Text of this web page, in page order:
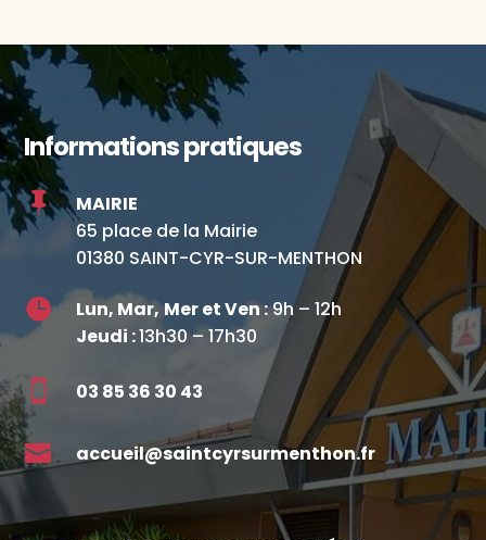
Informations pratiques

MAIRIE
65 place de la Mairie
01380 SAINT-CYR-SUR-MENTHON
 Lun, Mar,Mer et Ven :9h – 12h
Jeudi :13h30 – 17h30
 03 85 36 30 43
 accueil@saintcyrsurmenthon.fr